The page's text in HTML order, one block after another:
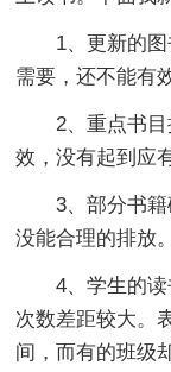
1、更新的图
需要，还不能有
2、重点书目
效，没有起到应
3、部分书籍
没能合理的排放。
4、学生的读
次数差距较大。
间，而有的班级